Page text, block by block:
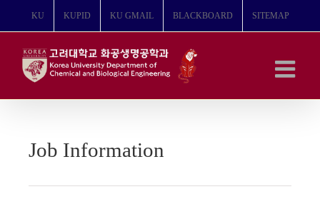
뛰
KU KUPID KU GMAIL BLACKBOARD SITEMAP
Job Information